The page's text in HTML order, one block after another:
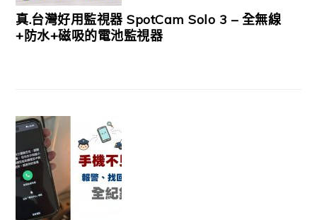
真.台灣好用監視器 SpotCam Solo 3 – 全無線
+防水+磁吸的電池監視器